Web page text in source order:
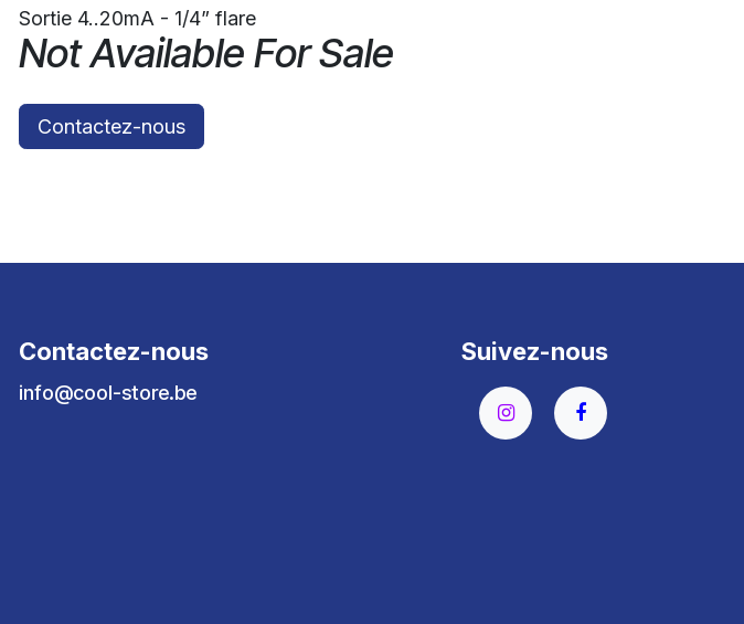
Sortie 4..20mA - 1/4” flare
Not Available For Sale
Contactez-nous
Contactez-nous
info@cool-store.be
Suivez-nous